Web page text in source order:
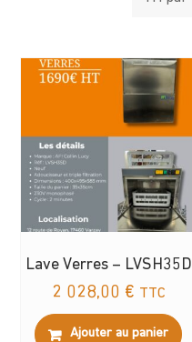
Lave Verres – LVSH35D
2 028,00 € TTC
Ajouter au panier